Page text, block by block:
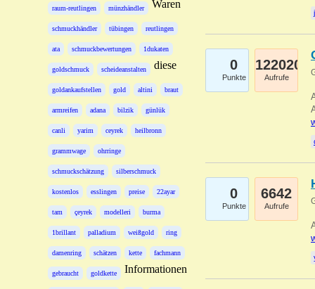
raum-reutlingen münzhändler
schmuckhändler tübingen reutlingen
ata schmuckbewertungen 1dukaten
goldschmuck scheideanstalten
goldankaufstellen gold altini braut
armreifen adana bilzik günlük
canli yarim ceyrek heilbronn
grammwage ohrringe
schmuckschätzung silberschmuck
kostenlos esslingen preise 22ayar
tam çeyrek modelleri burma
1brillant palladium weißgold ring
damenring schätzen kette fachmann
gebraucht goldkette
Waren
diese
Informationen
0
Punkte
122020
Aufrufe
0
Punkte
6642
Aufrufe